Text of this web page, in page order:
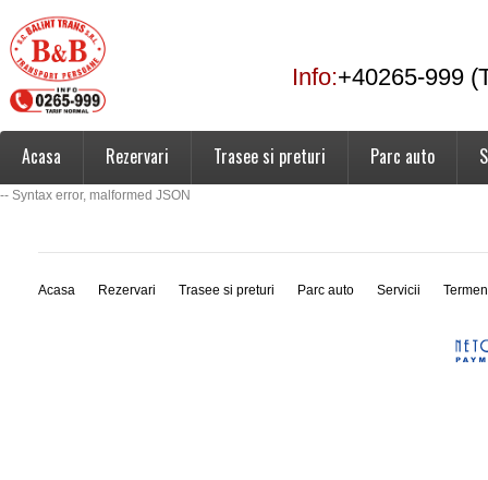
Info:+40265-999
Acasa Rezervari Trasee si preturi Parc auto
-- Syntax error, malformed JSON
Acasa Rezervari Trasee si preturi Parc auto Servicii